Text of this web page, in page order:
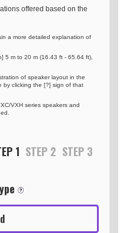
offered based on the
a more detailed explanation of
5 m to 20 m (16.43 ft - 65.64 ft),
of speaker layout in the
by clicking the [?] sign of that
VXH series speakers and
1 STEP 2 STEP 3